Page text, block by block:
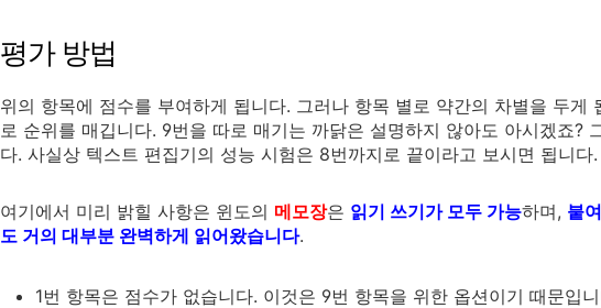
평가 방법
위의 항목에 점수를 부여하게 됩니다. 그러나 항목 별로 약간의 차별을 두
로 순위를 매깁니다. 9번을 따로 매기는 까닭은 설명하지 않아도 아시겠죠?
다. 사실상 텍스트 편집기의 성능 시험은 8번까지로 끝이라고 보시면 됩니다.
여기에서 미리 밝힐 사항은 윈도의 메모장은 읽기 쓰기가 모두 가능하며, 붙
도 거의 대부분 완벽하게 읽어왔습니다.
1번 항목은 점수가 없습니다. 이것은 9번 항목을 위한 옵션이기 때문입